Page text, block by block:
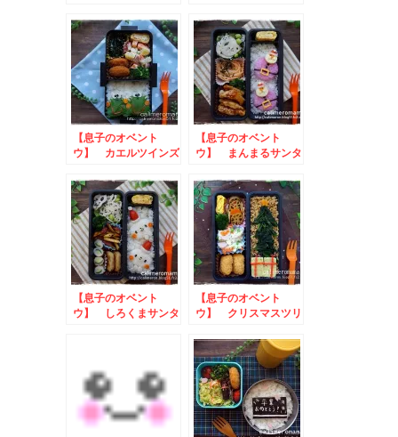
【息子のオベント
ウ】 カエルツインズ
【息子のオベント
ウ】 まんまるサンタ
【息子のオベント
ウ】 しろくまサンタ
【息子のオベント
ウ】 クリスマスツリ